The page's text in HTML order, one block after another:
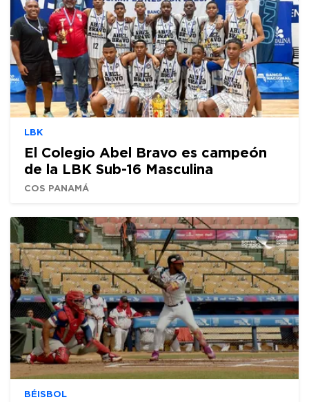
LBK
El Colegio Abel Bravo es campeón
de la LBK Sub-16 Masculina
COS PANAMÁ
BÉISBOL